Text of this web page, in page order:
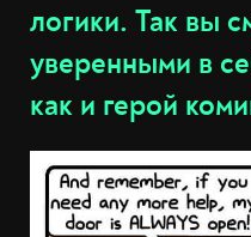
логики. Так вы
уверенными в
как и герой